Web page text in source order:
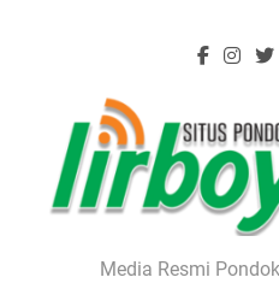
Media Resmi